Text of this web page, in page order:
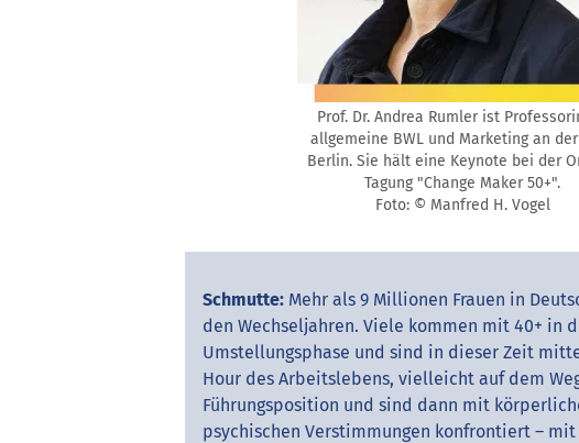
Prof. Dr. Andrea Rumler ist
allgemeine BWL und Marketing an der
Berlin. Sie hält eine Keynote bei der
Tagung "Change Maker 50+".
Foto: © Manfred H. Vogel
Schmutte: Mehr als 9 Millionen Frauen in
den Wechseljahren. Viele kommen mit 40+ in
Umstellungsphase und sind in dieser Zeit
Hour des Arbeitslebens, vielleicht auf dem
Führungsposition und sind dann mit
psychischen Verstimmungen konfrontiert –